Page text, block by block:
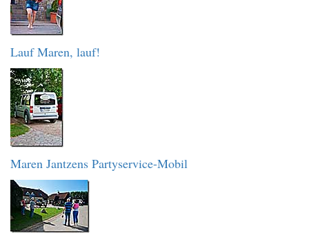
Lauf Maren, lauf!
Maren Jantzens Partyservice-Mobil